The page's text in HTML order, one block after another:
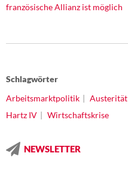
französische Allianz ist möglich
Schlagwörter
Arbeitsmarktpolitik
Austerität
Hartz IV
Wirtschaftskrise
NEWSLETTER